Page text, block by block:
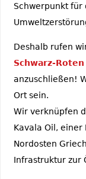
Schwerpunkt für
Deshalb rufen
Schwarz-
anzuschließen!
Ort sein.
Wir verknüpfen
Kavala Oil,
Nordosten
Infrastruktur zur